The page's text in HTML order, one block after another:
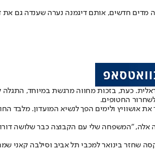
חדשים, אותם דיגמנה נערה שענדה גם
כעת, בזכות מחווה מרגשת במיוחד,
החטופים.
ניצול שואה ששרד את אושוויץ ולימים הפך לנשיא
"המשפחה שלי עם הקבוצה כבר שלושה
שחזר בינואר למכבי תל אביב וסילבה קאני